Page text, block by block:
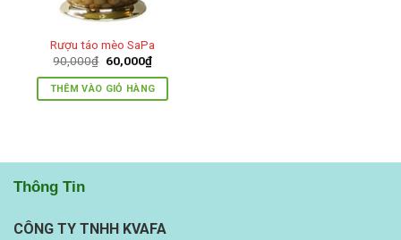
Rượu táo mèo SaPa
90,000₫ Giá
gốc
là:
90,000₫.
60,000₫Giá
hiện
tại
là:
THÊM VÀO GIỎ HÀNG
Thông Tin
CÔNG TY TNHH KVAFA